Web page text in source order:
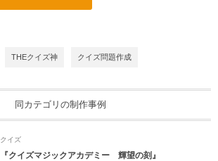
THEクイズ神 クイズ問題作成
同カテゴリの制作事例
クイズ
『クイズマジックアカデミー 輝望の刻』